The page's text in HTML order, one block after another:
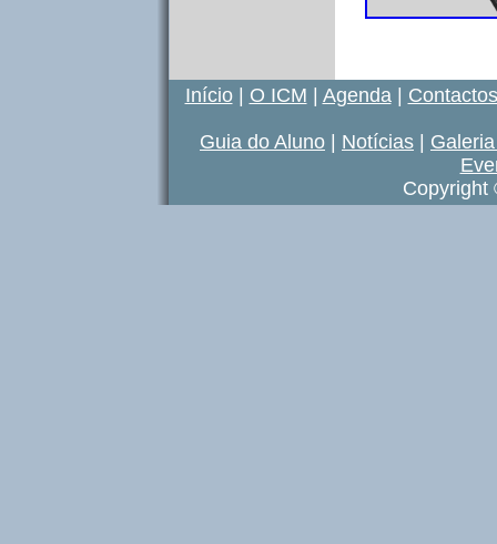
Início| O ICM | Agenda | Contactos
Guia do Aluno | Notícias |
Copyright